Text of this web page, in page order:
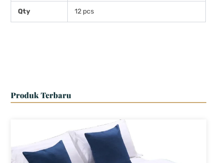
Qty 12 pcs
Produk Terbaru